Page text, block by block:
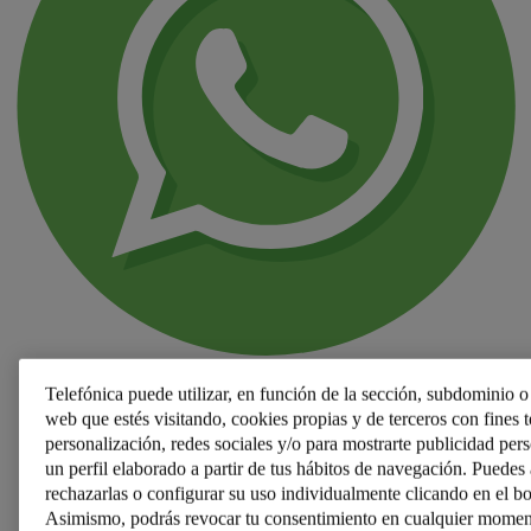
Telefónica puede utilizar, en función de la sección, subdominio
web que estés visitando, cookies propias y de terceros con fines
personalización, redes sociales y/o para mostrarte publicidad
un perfil elaborado a partir de tus hábitos de navegación. Puedes
rechazarlas o configurar su uso individualmente clicando en el
Asimismo, podrás revocar tu consentimiento en cualquier